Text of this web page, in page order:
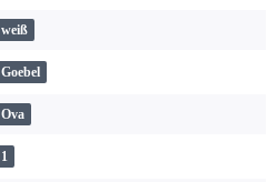
weiß
Goebel
Ova
1